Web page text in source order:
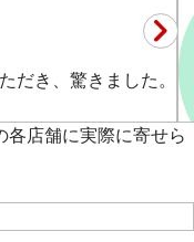
ピングセンター古市
店舗に実際に寄せら